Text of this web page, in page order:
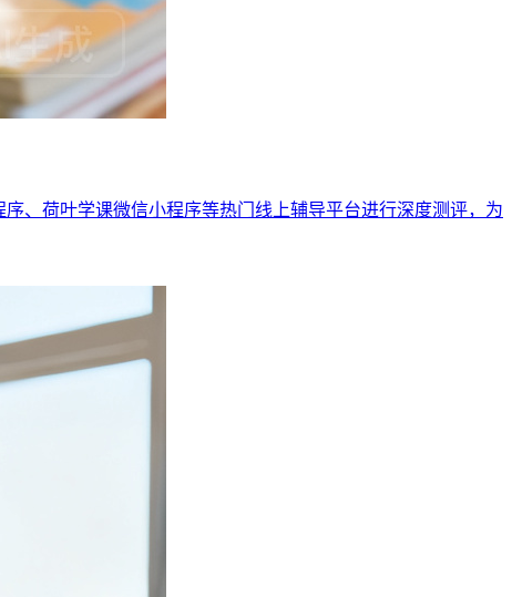
、荷叶学课微信小程序等热门线上辅导平台进行深度测评，为